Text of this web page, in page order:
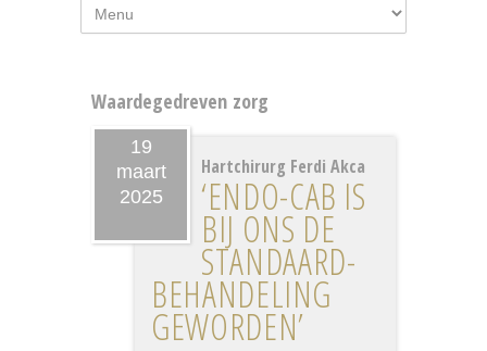
Waardegedreven zorg
19
maart
2025
Hartchirurg Ferdi Akca
‘ENDO-CAB IS
BIJ ONS DE
STANDAARD­
BEHANDELING
GEWORDEN’